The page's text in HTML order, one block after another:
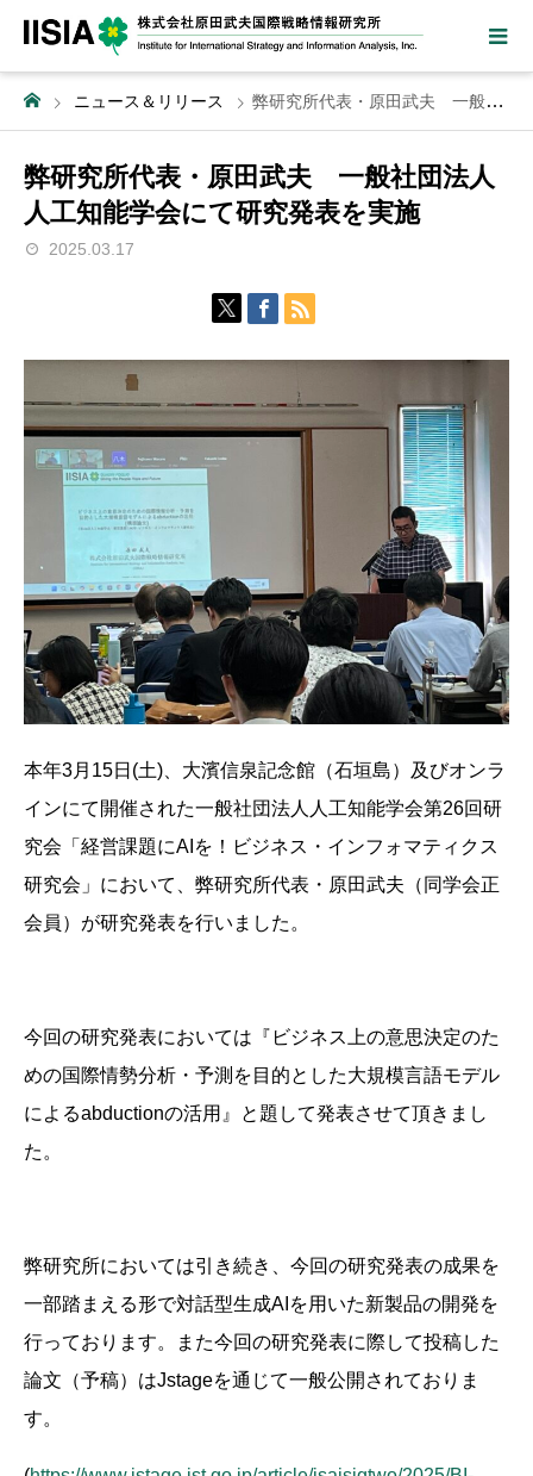
ニュース＆リリース 弊研究所代表・原田武夫 一般社団法人人工知能学会にて研究発表を実施
弊研究所代表・原田武夫 一般社団法人
人工知能学会にて研究発表を実施
2025.03.17
本年3月15日(土)、大濱信泉記念館（石垣島）及びオンラ
インにて開催された一般社団法人人工知能学会第26回研
究会「経営課題にAIを！ビジネス・インフォマティクス
研究会」において、弊研究所代表・原田武夫（同学会正
会員）が研究発表を行いました。
今回の研究発表においては『ビジネス上の意思決定のた
めの国際情勢分析・予測を目的とした大規模言語モデル
によるabductionの活用』と題して発表させて頂きまし
た。
弊研究所においては引き続き、今回の研究発表の成果を
一部踏まえる形で対話型生成AIを用いた新製品の開発を
行っております。また今回の研究発表に際して投稿した
論文（予稿）はJstageを通じて一般公開されておりま
す。